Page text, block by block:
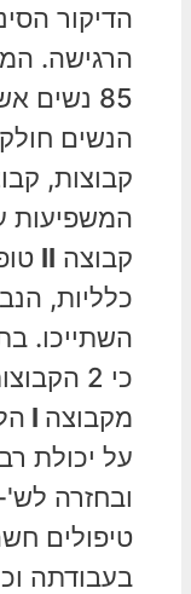
הדיקור
85
קבוצות,
המשפיעות
קבוצה II
כלליות,
השתייכו.
כי 2
מקבוצה
על יכולת
ובחזרה
טיפולים
בעבודתה